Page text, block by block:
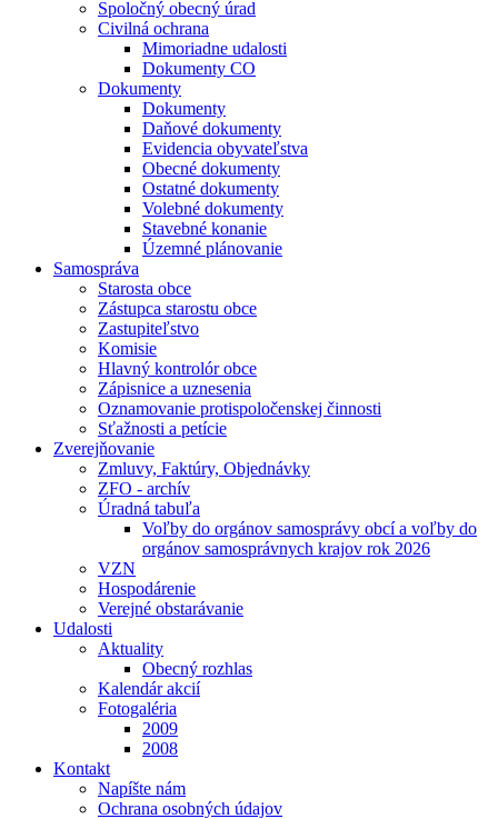
Spoločný obecný úrad
Civilná ochrana
Mimoriadne udalosti
Dokumenty CO
Dokumenty
Dokumenty
Daňové dokumenty
Evidencia obyvateľstva
Obecné dokumenty
Ostatné dokumenty
Volebné dokumenty
Stavebné konanie
Územné plánovanie
Samospráva
Starosta obce
Zástupca starostu obce
Zastupiteľstvo
Komisie
Hlavný kontrolór obce
Zápisnice a uznesenia
Oznamovanie protispoločenskej činnosti
Sťažnosti a petície
Zverejňovanie
Zmluvy, Faktúry, Objednávky
ZFO - archív
Úradná tabuľa
Voľby do orgánov samosprávy obcí a voľby do
orgánov samosprávnych krajov rok 2026
VZN
Hospodárenie
Verejné obstarávanie
Udalosti
Aktuality
Obecný rozhlas
Kalendár akcií
Fotogaléria
2009
2008
Kontakt
Napíšte nám
Ochrana osobných údajov